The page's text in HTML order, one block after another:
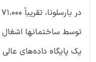
توسط ساختمانها اشغال
یک پایگاه داده‌های